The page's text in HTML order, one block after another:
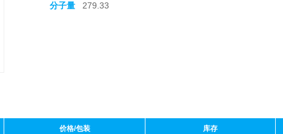
分子量 279.33
价格/包装 库存